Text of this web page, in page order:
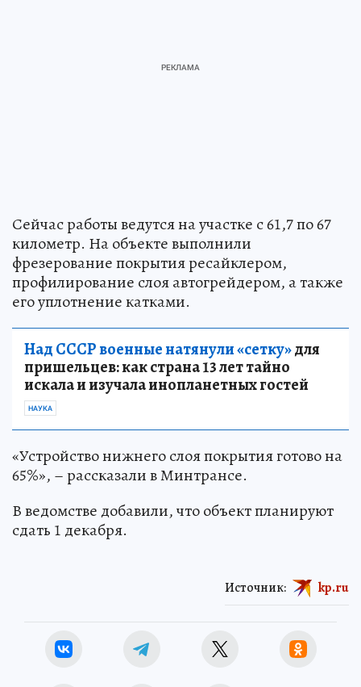
Сейчас работы ведутся на участке с 61,7 по 67
километр. На объекте выполнили
фрезерование покрытия ресайклером,
профилирование слоя автогрейдером, а также
его уплотнение катками.
Над СССР военные натянули «сетку»для
пришельцев: как страна 13 лет тайно
искала и изучала инопланетных гостей
НАУКА
«Устройство нижнего слоя покрытия готово на
65%», – рассказали в Минтрансе.
В ведомстве добавили, что объект планируют
сдать 1 декабря.
Источник: kp.ru